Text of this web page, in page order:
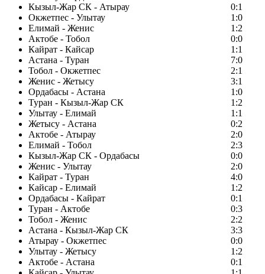
Кызыл-Жар СК - Атырау
0:1
Окжетпес - Улытау
1:0
Елимай - Женис
1:2
Актобе - Тобол
0:0
Кайрат - Кайсар
1:1
Астана - Туран
7:0
Тобол - Окжетпес
2:1
Женис - Жетысу
3:1
Ордабасы - Астана
1:0
Туран - Кызыл-Жар СК
1:2
Улытау - Елимай
1:1
Жетысу - Астана
0:2
Актобе - Атырау
2:0
Елимай - Тобол
2:3
Кызыл-Жар СК - Ордабасы
0:0
Женис - Улытау
2:0
Кайрат - Туран
4:0
Кайсар - Елимай
1:2
Ордабасы - Кайрат
0:1
Туран - Актобе
0:3
Тобол - Женис
2:2
Астана - Кызыл-Жар СК
3:3
Атырау - Окжетпес
0:0
Улытау - Жетысу
1:2
Актобе - Астана
0:1